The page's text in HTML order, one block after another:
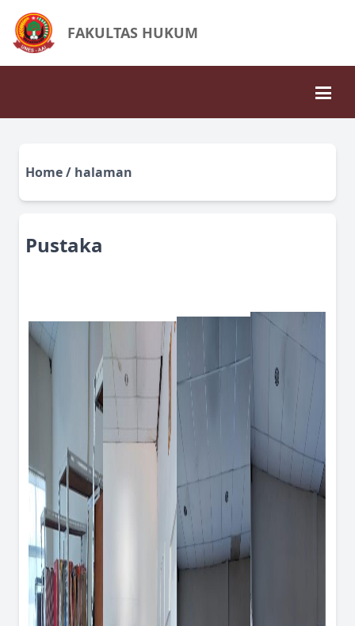
FAKULTAS HUKUM
Home / halaman
Pustaka